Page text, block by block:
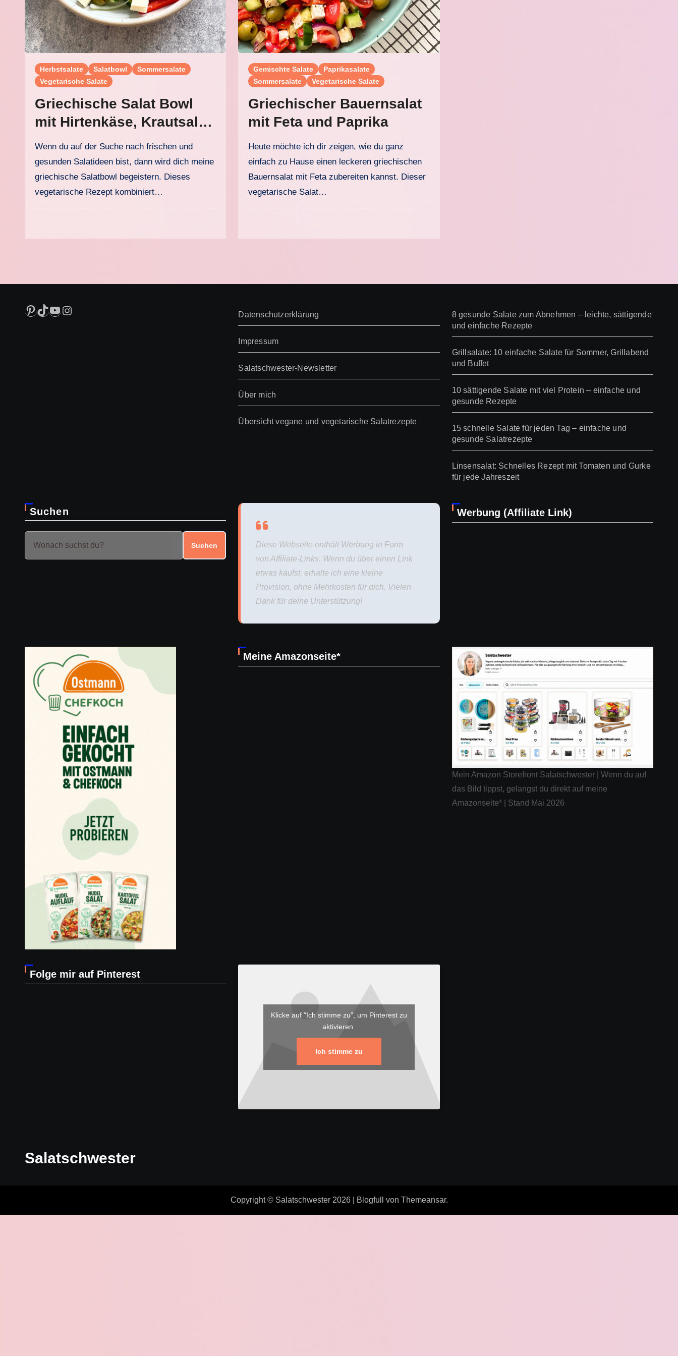
Herbstsalate Salatbowl
Sommersalate
Vegetarische Salate
Griechische Salat Bowl
mit Hirtenkäse, Krautsalat
und köstlichem
Joghurtdressing
Wenn du auf der Suche nach frischen und
gesunden Salatideen bist, dann wird dich meine
griechische Salatbowl begeistern. Dieses
vegetarische Rezept kombiniert…
Gemischte Salate
Paprikasalate
Sommersalate
Vegetarische Salate
Griechischer Bauernsalat
mit Feta und Paprika
Heute möchte ich dir zeigen, wie du ganz
einfach zu Hause einen leckeren griechischen
Bauernsalat mit Feta zubereiten kannst. Dieser
vegetarische Salat…
Pinterest
TikTok
YouTube
Instagram Datenschutzerklärung
Impressum
Salatschwester-Newsletter
Über mich
Übersicht vegane und vegetarische Salatrezepte
8 gesunde Salate zum Abnehmen – leichte, sättigende
und einfache Rezepte
Grillsalate: 10 einfache Salate für Sommer, Grillabend
und Buffet
10 sättigende Salate mit viel Protein – einfache und
gesunde Rezepte
15 schnelle Salate für jeden Tag – einfache und
gesunde Salatrezepte
Linsensalat: Schnelles Rezept mit Tomaten und Gurke
für jede Jahreszeit
Suchen
Suchen
Diese Webseite enthält Werbung in Form
von Affiliate-Links. Wenn du über einen Link
etwas kaufst, erhalte ich eine kleine
Provision, ohne Mehrkosten für dich. Vielen
Dank für deine Unterstützung!
Werbung (Affiliate Link)
Meine Amazonseite*
Mein Amazon Storefront Salatschwester | Wenn du auf
das Bild tippst, gelangst du direkt auf meine
Amazonseite* | Stand Mai 2026
Folge mir auf Pinterest
Klicke auf "Ich stimme zu", um Pinterest zu
aktivieren
Ich stimme zu
Salatschwester
Copyright © Salatschwester 2026 Blogfull von Themeansar.